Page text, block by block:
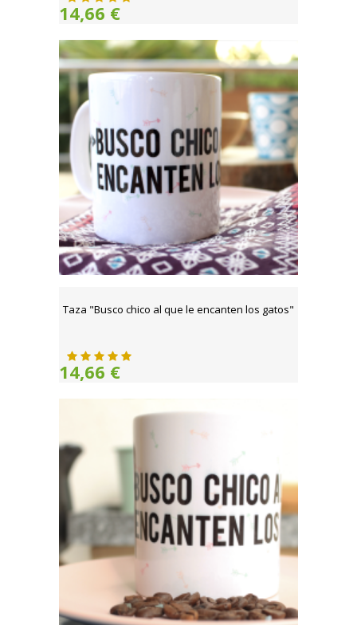
14,66 €
Taza "Busco chico al que le encanten los gatos"
14,66 €